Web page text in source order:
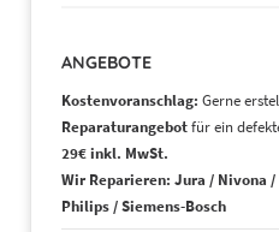
ANGEBOTE
Kostenvoranschlag: Gerne
Reparaturangebotfür ein
29€ inkl. MwSt.
Wir Reparieren: Jura / Nivona
Philips / Siemens-Bosch